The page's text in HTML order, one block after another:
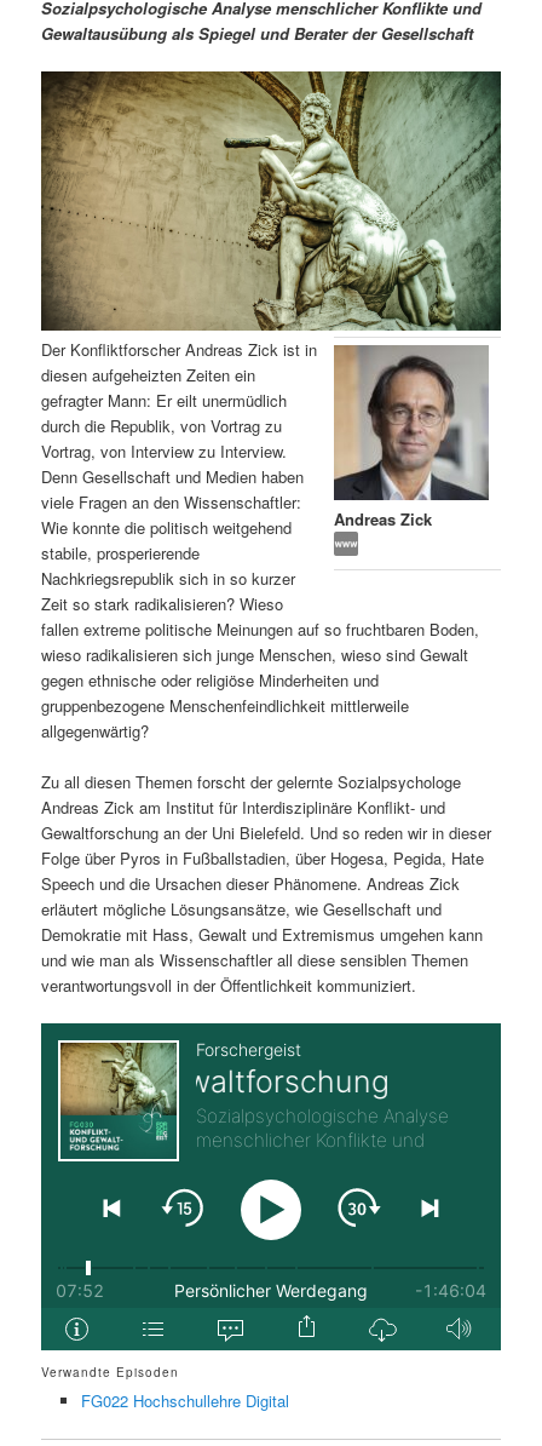
r
e
n
I
n
l
t
s
p
r
i
n
g
e
n
d
ä
r
e
n
h
a
l
t
s
p
r
i
n
g
e
n
n
a
a
t
i
o
n
Sozialpsychologische Analyse menschlicher Konflikte und
Gewaltausübung als Spiegel und Berater der Gesellschaft
Andreas Zick
Der Konfliktforscher Andreas Zick ist in
diesen aufgeheizten Zeiten ein
gefragter Mann: Er eilt unermüdlich
durch die Republik, von Vortrag zu
Vortrag, von Interview zu Interview.
Denn Gesellschaft und Medien haben
viele Fragen an den Wissenschaftler:
Wie konnte die politisch weitgehend
stabile, prosperierende
Nachkriegsrepublik sich in so kurzer
Zeit so stark radikalisieren? Wieso
fallen extreme politische Meinungen auf so fruchtbaren Boden,
wieso radikalisieren sich junge Menschen, wieso sind Gewalt
gegen ethnische oder religiöse Minderheiten und
gruppenbezogene Menschenfeindlichkeit mittlerweile
allgegenwärtig?
Zu all diesen Themen forscht der gelernte Sozialpsychologe
Andreas Zick am Institut für Interdisziplinäre Konflikt- und
Gewaltforschung an der Uni Bielefeld. Und so reden wir in dieser
Folge über Pyros in Fußballstadien, über Hogesa, Pegida, Hate
Speech und die Ursachen dieser Phänomene. Andreas Zick
erläutert mögliche Lösungsansätze, wie Gesellschaft und
Demokratie mit Hass, Gewalt und Extremismus umgehen kann
und wie man als Wissenschaftler all diese sensiblen Themen
verantwortungsvoll in der Öffentlichkeit kommuniziert.
Verwandte Episoden
FG022 Hochschullehre Digital